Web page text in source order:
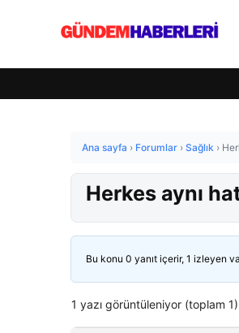
Ana sayfa › Forumlar › Sağlık ›
Herkes aynı
Bu konu 0 yanıt içerir, 1 izleyen
1 yazı görüntüleniyor (toplam 1)